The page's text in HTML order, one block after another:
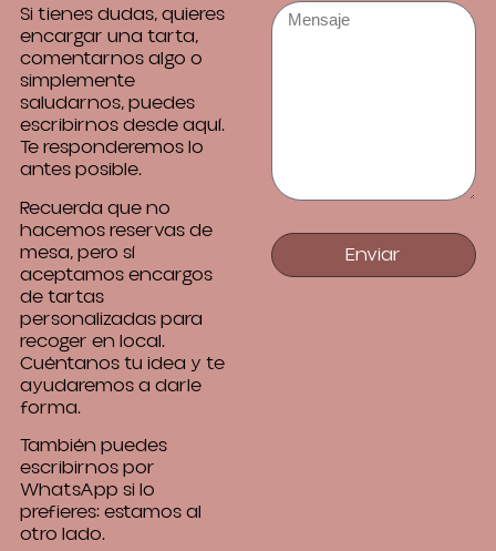
Si tienes dudas, quieres
encargar una tarta,
comentarnos algo o
simplemente
saludarnos, puedes
escribirnos desde aquí.
Te responderemos lo
antes posible.
Recuerda que no
hacemos reservas de
mesa, pero sí
aceptamos encargos
de tartas
personalizadas para
recoger en local.
Cuéntanos tu idea y te
ayudaremos a darle
forma.
También puedes
escribirnos por
WhatsApp si lo
prefieres: estamos al
otro lado.
Enviar